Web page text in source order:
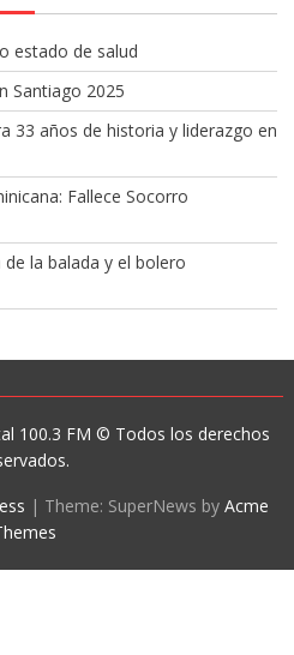
estado de salud
Santiago 2025
33 años de historia y liderazgo en
Fallece Socorro
la balada y el bolero
100.3 FM © Todos los derechos
| Theme: SuperNews byAcme